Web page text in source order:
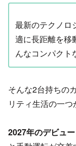
最新のテクノロ
適に長距離を移
んなコンパクト
そんな2台持ちの
リティ生活の一つ
2027年のデビュ